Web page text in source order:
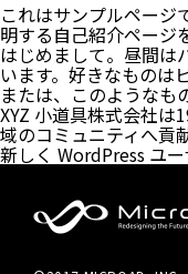
これはサンプルページ
明する自己紹介ページ
はじめまして。昼間は
います。好きなものは
または、このようなも
XYZ 小道具株式会社
域のコミュニティへ貢
新しく WordPress ユー